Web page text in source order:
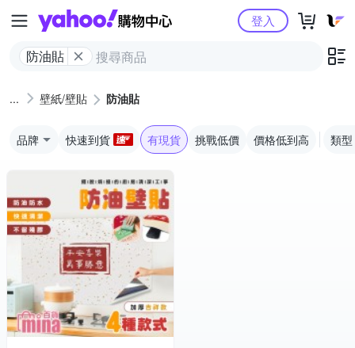
Yahoo購物中心
防油貼
登入
壁紙/壁貼 防油貼
品牌 快速到貨 有現貨 挑戰低價 價格低到高 類型